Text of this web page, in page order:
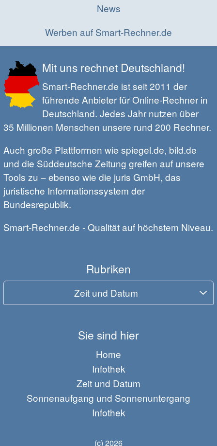
News
Werben auf Smart-Rechner.de
Mit uns rechnet Deutschland!
Smart-Rechner.de ist seit 2011 der
führende Anbieter für Online-Rechner in
Deutschland. Jedes Jahr nutzen über
35 Millionen Menschen unsere rund 200 Rechner.
Auch große Plattformen wie spiegel.de, bild.de
und die Süddeutsche Zeitung greifen auf unsere
Tools zu – ebenso wie die juris GmbH, das
juristische Informationssystem der
Bundesrepublik.
Smart-Rechner.de - Qualität auf höchstem Niveau.
Rubriken
Zeit und Datum
Sie sind hier
Home
Infothek
Zeit und Datum
Sonnenaufgang und Sonnenuntergang
Infothek
(c) 2026